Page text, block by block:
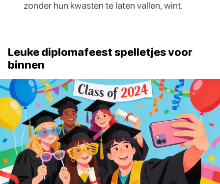
zonder hun kwasten te laten vallen, wint.
Leuke diplomafeest spelletjes voor
binnen